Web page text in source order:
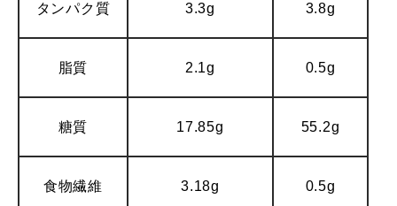
タンパク質 3.3g 3.8g
脂質 2.1g 0.5g
糖質 17.85g 55.2g
食物繊維 3.18g 0.5g